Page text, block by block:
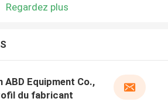
Regardez plus
ABD Equipment Co.,
du fabricant